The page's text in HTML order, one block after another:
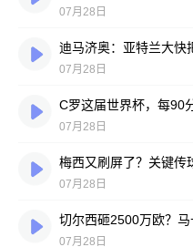
07月28日
07月28日
C罗这届世界杯，每90
07月28日
07月28日
07月28日